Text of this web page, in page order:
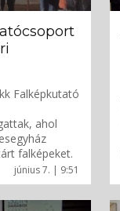
június 7. | 9:51
Falképkutató
ahol
falképeket.